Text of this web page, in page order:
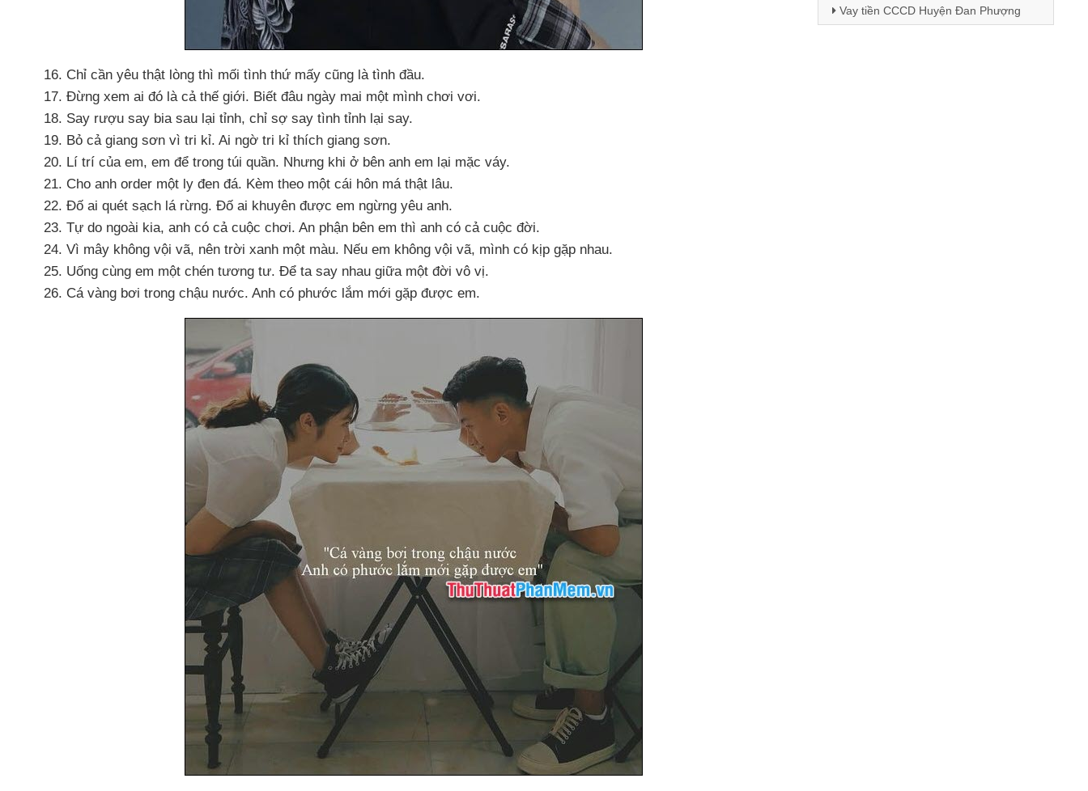
Chỉ cần yêu thật lòng thì mối tình thứ mấy cũng là tình đầu.
Đừng xem ai đó là cả thế giới. Biết đâu ngày mai một mình chơi vơi.
Say rượu say bia sau lại tỉnh, chỉ sợ say tình tỉnh lại say.
Bỏ cả giang sơn vì tri kỉ. Ai ngờ tri kỉ thích giang sơn.
Lí trí của em, em để trong túi quần. Nhưng khi ở bên anh em lại mặc váy.
Cho anh order một ly đen đá. Kèm theo một cái hôn má thật lâu.
Đố ai quét sạch lá rừng. Đố ai khuyên được em ngừng yêu anh.
Tự do ngoài kia, anh có cả cuộc chơi. An phận bên em thì anh có cả cuộc đời.
Vì mây không vội vã, nên trời xanh một màu. Nếu em không vội vã, mình có kịp gặp nhau.
Uống cùng em một chén tương tư. Để ta say nhau giữa một đời vô vị.
Cá vàng bơi trong chậu nước. Anh có phước lắm mới gặp được em.
Vay tiền CCCD Huyện Đan Phượng